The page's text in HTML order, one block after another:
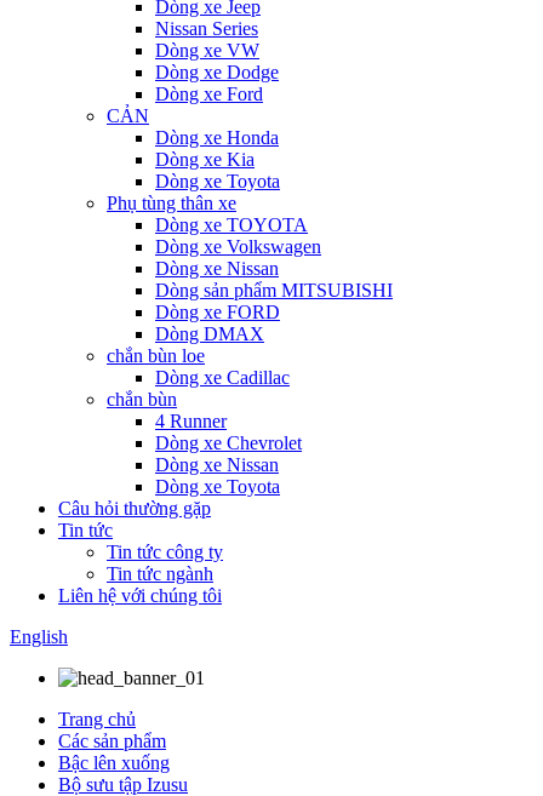
Dòng xe Jeep
Nissan Series
Dòng xe VW
Dòng xe Dodge
Dòng xe Ford
CẢN
Dòng xe Honda
Dòng xe Kia
Dòng xe Toyota
Phụ tùng thân xe
Dòng xe TOYOTA
Dòng xe Volkswagen
Dòng xe Nissan
Dòng sản phẩm MITSUBISHI
Dòng xe FORD
Dòng DMAX
chắn bùn loe
Dòng xe Cadillac
chắn bùn
4 Runner
Dòng xe Chevrolet
Dòng xe Nissan
Dòng xe Toyota
Câu hỏi thường gặp
Tin tức
Tin tức công ty
Tin tức ngành
Liên hệ với chúng tôi
English
Trang chủ
Các sản phẩm
Bậc lên xuống
Bộ sưu tập Izusu